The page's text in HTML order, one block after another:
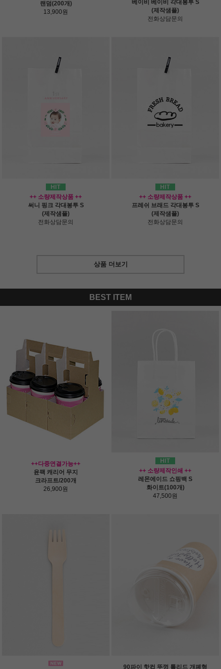
랜덤(200개)
13,900원
베이비 베이비 각대봉투 S
(제작샘플)
전화상담문의
++ 소량제작상품 ++
써니 핑크 각대봉투 S
(제작샘플)
전화상담문의
++ 소량제작상품 ++
프레쉬 브래드 각대봉투 S
(제작샘플)
전화상담문의
상품 더보기
BEST ITEM
++다중연결가능++
윤팩 캐리어 무지
크라프트/200개
26,900원
++ 소량제작인쇄 ++
레몬에이드 쇼핑백 S
화이트(100개)
47,500원
90파이 핫컵 뚜껑 톨리드 개폐형